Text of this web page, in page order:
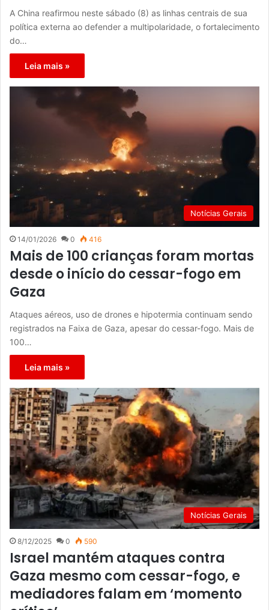
A China reafirmou neste sábado (8) as linhas centrais de sua
política externa ao defender a multipolaridade, o fortalecimento
do…
Leia mais »
Notícias Gerais
14/01/2026 0 416
Mais de 100 crianças foram mortas
desde o início do cessar-fogo em
Gaza
Ataques aéreos, uso de drones e hipotermia continuam sendo
registrados na Faixa de Gaza, apesar do cessar-fogo. Mais de
100…
Leia mais »
Notícias Gerais
8/12/2025 0 590
Israel mantém ataques contra
Gaza mesmo com cessar-fogo, e
mediadores falam em ‘momento